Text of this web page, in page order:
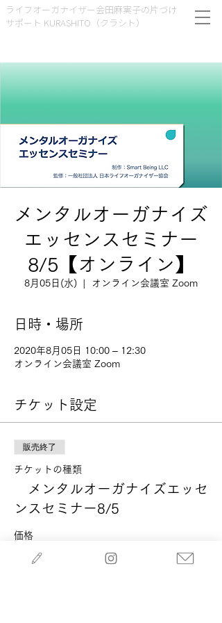
ライフオーガナイザー会田麻実子の片づけ
サポート KURASHITO（クラシト）
メンタルオーガナイズ
エッセンスセミナー
8/5【オンライン】
8月05日(水) オンライン会議室 Zoom
日時・場所
2020年8月05日 10:00 – 12:30
オンライン会議室 Zoom
チケット設定
販売終了
チケットの種類
メンタルオーガナイズエッセ
ンスセミナー8/5
価格
￥4,950